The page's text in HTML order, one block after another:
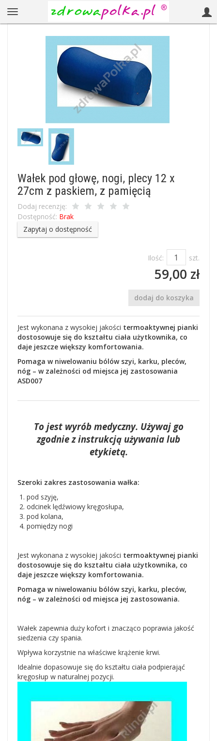
Wałek pod głowę, nogi, plecy 12 x
27cm z paskiem, z pamięcią
Dodaj recenzję:
Dostępność: Brak
Zapytaj o dostępność
Ilość: szt.
59,00 zł
dodaj do koszyka
Jest wykonana z wysokiej jakości termoaktywnej pianki
dostosowuje się do kształtu ciała użytkownika, co
daje jeszcze większy komfortowania.
Pomaga w niwelowaniu bólów szyi, karku, pleców,
nóg – w zależności od miejsca jej zastosowania
ASD007
To jest wyrób medyczny. Używaj go
zgodnie z instrukcją używania lub
etykietą.
Szeroki zakres zastosowania wałka:
pod szyję,
odcinek lędźwiowy kręgosłupa,
pod kolana,
pomiędzy nogi
Jest wykonana z wysokiej jakości termoaktywnej pianki
dostosowuje się do kształtu ciała użytkownika, co
daje jeszcze większy komfortowania.
Pomaga w niwelowaniu bólów szyi, karku, pleców,
nóg – w zależności od miejsca jej zastosowania.
Wałek zapewnia duży kofort i znacząco poprawia jakość
siedzenia czy spania.
Wpływa korzystnie na właściwe krążenie krwi.
Idealnie dopasowuje się do kształtu ciała podpierająć
kręgosłup w naturalnej pozycji.